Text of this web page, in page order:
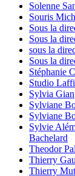
Solenne
Souris
Sous la
Sous la
sous la
Sous la
Stéphanie
Studio
Sylvia Gian
Sylviane
Sylviane
Sylvie
Bachelard
Theodor
Thierry
Thierry